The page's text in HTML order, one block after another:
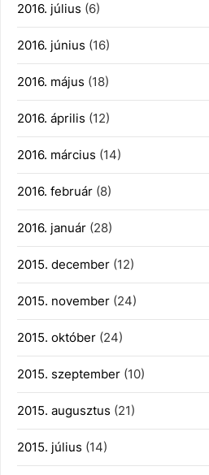
2016. július (6)
2016. június (16)
2016. május (18)
2016. április (12)
2016. március (14)
2016. február (8)
2016. január (28)
2015. december (12)
2015. november (24)
2015. október (24)
2015. szeptember (10)
2015. augusztus (21)
2015. július (14)